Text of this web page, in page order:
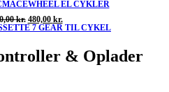
var:
er:
EL CYKLER
kr. Den
oprindelige
var:
660,00 kr..
480,00 kr.Den
aktuelle
er:
480,00 kr..
7 GEAR TIL CYKEL
& Oplader